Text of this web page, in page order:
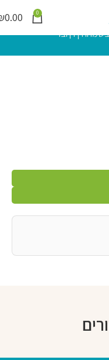
0
0.00
| רן ובר